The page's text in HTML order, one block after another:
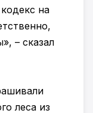
на
– сказал
леса из